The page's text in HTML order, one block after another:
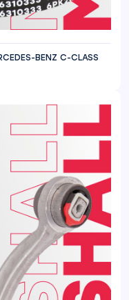
BENZ C-CLASS